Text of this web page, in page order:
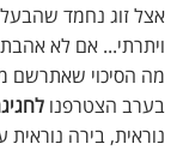
אצל זוג נחמד שהבעל
ויתרתי... אם לא
מה הסיכוי שאתרשם
בערב הצטרפנו
נוראית, בירה